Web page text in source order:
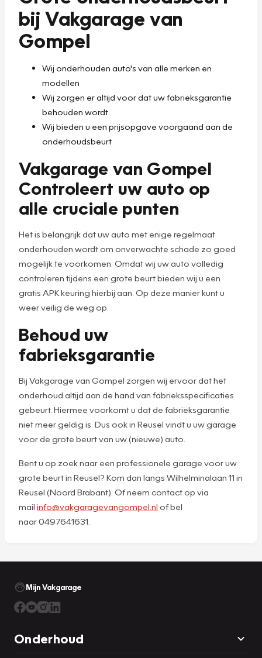
bij Vakgarage van
Gompel
Wij onderhouden auto's van alle merken en
modellen
Wij zorgen er altijd voor dat uw fabrieksgarantie
behouden wordt
Wij bieden u een prijsopgave voorgaand aan de
onderhoudsbeurt
Vakgarage van Gompel
Controleert uw auto op
alle cruciale punten
Het is belangrijk dat uw auto met enige regelmaat
onderhouden wordt om onverwachte schade zo goed
mogelijk te voorkomen. Omdat wij uw auto volledig
controleren tijdens een grote beurt bieden wij u een
gratis APK keuring hierbij aan. Op deze manier kunt u
weer veilig de weg op.
Behoud uw
fabrieksgarantie
Bij Vakgarage van Gompel zorgen wij ervoor dat het
onderhoud altijd aan de hand van fabrieksspecificaties
gebeurt. Hiermee voorkomt u dat de fabrieksgarantie
niet meer geldig is. Dus ook in Reusel vindt u uw garage
voor de grote beurt van uw (nieuwe) auto.
Bent u op zoek naar een professionele garage voor uw
grote beurt in Reusel? Kom dan langs Wilhelminalaan 11 in
Reusel (Noord Brabant). Of neem contact op via
mail info@vakgaragevangompel.nl of bel
naar 0497641631.
Mijn Vakgarage
Onderhoud